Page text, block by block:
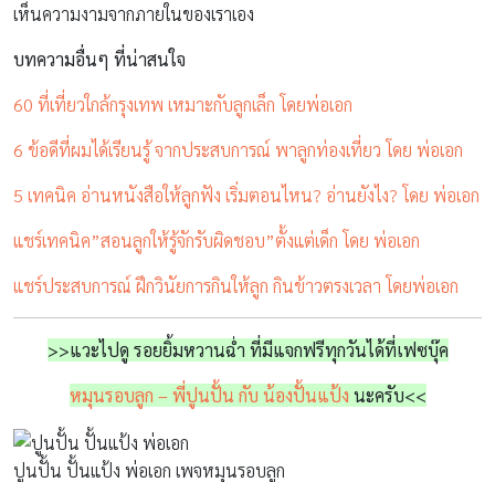
เห็นความงามจากภายในของเราเอง
บทความอื่นๆ ที่น่าสนใจ
60 ที่เที่ยวใกล้กรุงเทพ เหมาะกับลูกเล็ก โดยพ่อเอก
6 ข้อดีที่ผมได้เรียนรู้ จากประสบการณ์ พาลูกท่องเที่ยว โดย พ่อเอก
5 เทคนิค อ่านหนังสือให้ลูกฟัง เริ่มตอนไหน? อ่านยังไง? โดย พ่อเอก
แชร์เทคนิค”สอนลูกให้รู้จักรับผิดชอบ”ตั้งแต่เด็ก โดย พ่อเอก
แชร์ประสบการณ์ ฝึกวินัยการกินให้ลูก กินข้าวตรงเวลา โดยพ่อเอก
>>แวะไปดู รอยยิ้มหวานฉ่ำ ที่มีแจกฟรีทุกวันได้ที่เฟซบุ๊ค
หมุนรอบลูก – พี่ปูนปั้น กับ น้องปั้นแป้ง นะครับ<<
ปูนปั้น ปั้นแป้ง พ่อเอก เพจหมุนรอบลูก